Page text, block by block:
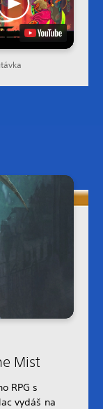
Mist
RPG s
vydáš na